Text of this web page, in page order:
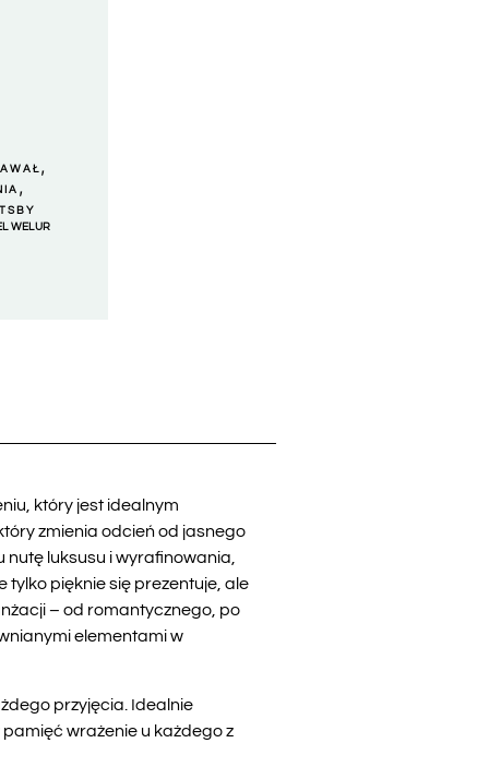
,
,
WELUR
który jest idealnym
zmienia odcień od jasnego
nutę luksusu i wyrafinowania,
tylko pięknie się prezentuje, ale
– od romantycznego, po
elementami w
przyjęcia. Idealnie
wrażenie u każdego z